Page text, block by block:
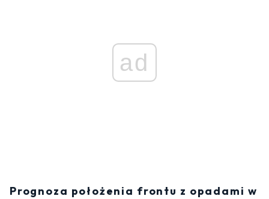
ad
Prognoza położenia frontu z opadami w